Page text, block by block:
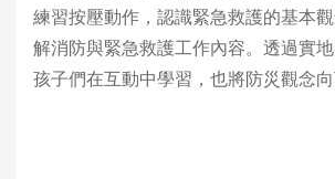
練習按壓動作，認識緊急救護的基本
解消防與緊急救護工作內容。透過實
孩子們在互動中學習，也將防災觀念向